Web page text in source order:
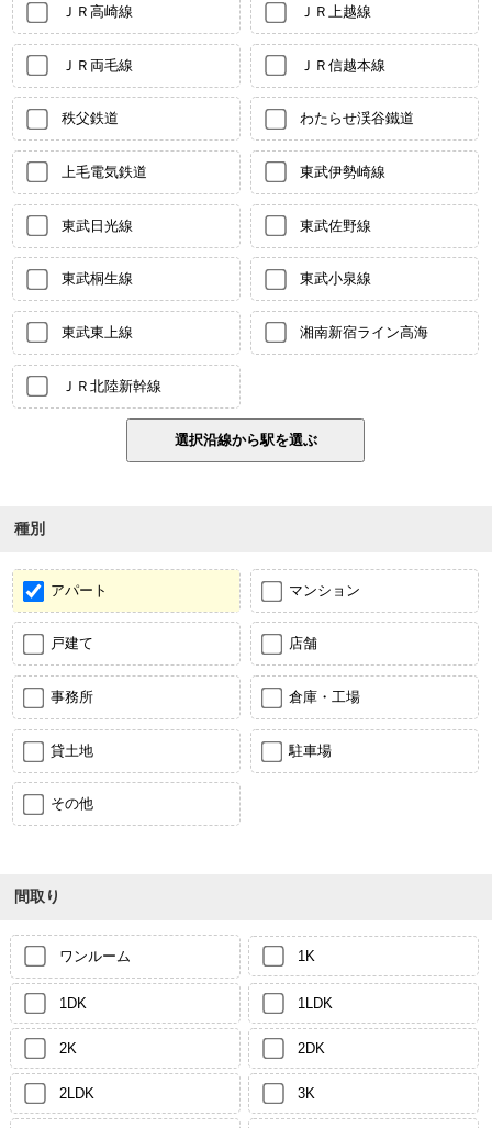
ＪＲ高崎線 ＪＲ上越線
ＪＲ両毛線 ＪＲ信越本線
秩父鉄道 わたらせ渓谷鐵道
上毛電気鉄道 東武伊勢崎線
東武日光線 東武佐野線
東武桐生線 東武小泉線
東武東上線 湘南新宿ライン高海
ＪＲ北陸新幹線
種別
アパート マンション
戸建て 店舗
事務所 倉庫・工場
貸土地 駐車場
その他
間取り
ワンルーム 1K
1DK 1LDK
2K 2DK
2LDK 3K